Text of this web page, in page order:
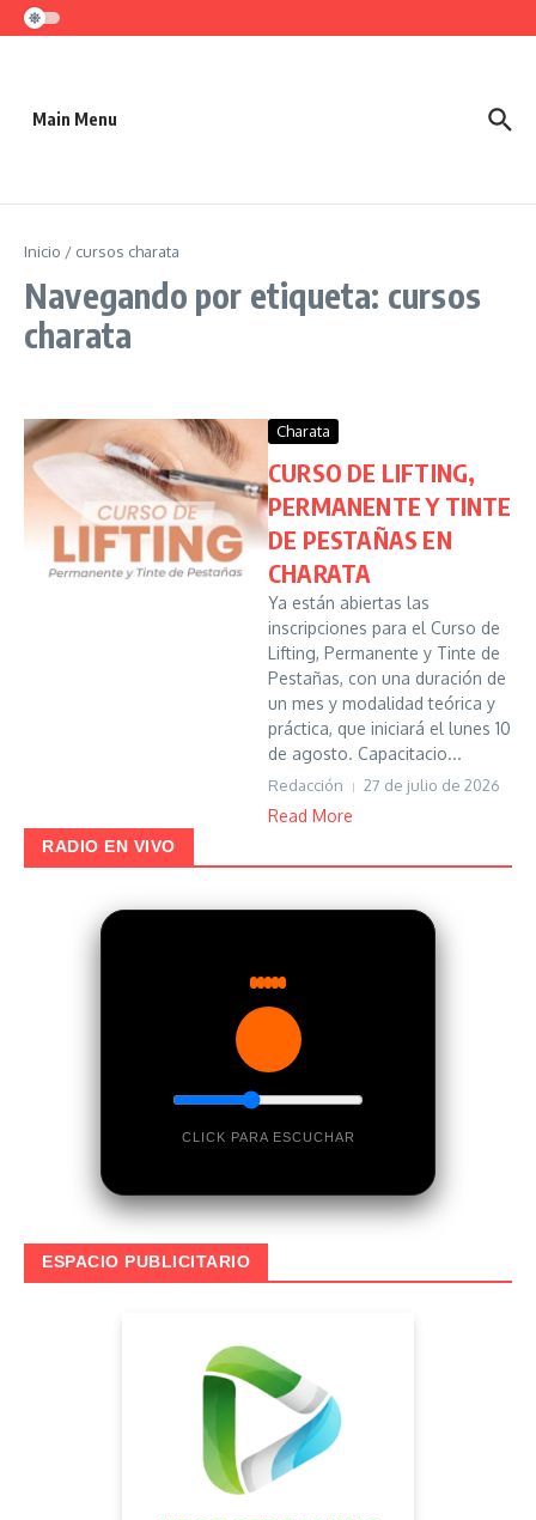
Saltar al contenido
Main Menu
Inicio / cursos charata
Navegando por etiqueta: cursos
charata
Charata
CURSO DE LIFTING,
PERMANENTE Y TINTE
DE PESTAÑAS EN
CHARATA
Ya están abiertas las
inscripciones para el Curso de
Lifting, Permanente y Tinte de
Pestañas, con una duración de
un mes y modalidad teórica y
práctica, que iniciará el lunes 10
de agosto. Capacitacio...
Redacción 27 de julio de 2026
Read More
RADIO EN VIVO
CLICK PARA ESCUCHAR
ESPACIO PUBLICITARIO